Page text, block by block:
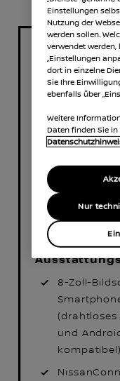
Acenta L1
Strom
Nissan
DIG-T 96 kW
Schaltgetriebe,
(l/100 km);
kombiniert:
Klasse: E
8-Zoll-
(drahtloses
und
kompatibel)
Einstellungen
Nutzung der
werden sollen.
verwendet werden,
„Einstellungen
dort in einzelne
Sie Ihre
ebenfalls über
Weitere
Daten finden Sie in
Nur